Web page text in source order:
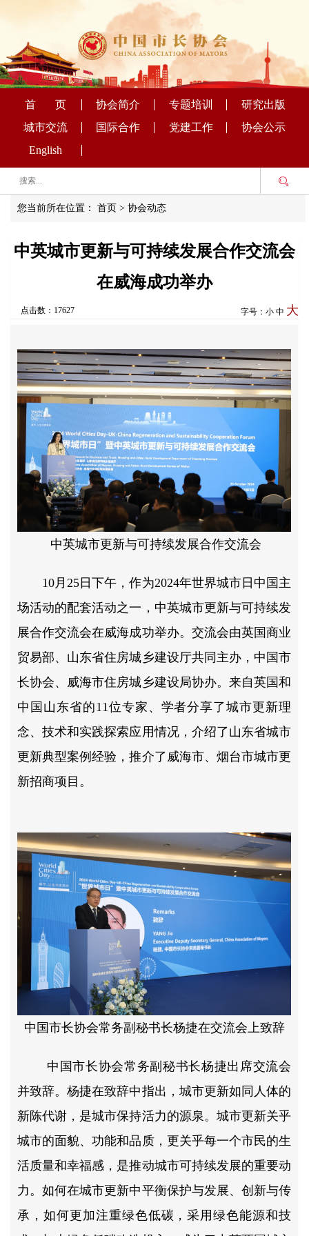
首 页 协会简介 专题培训
研究出版
城市交流
国际合作 党建工作
协会公示
English
您当前所在位置： 首页 > 协会动态
中英城市更新与可持续发展合作交流会
在威海成功举办
点击数：17627 字号： 小 中 大
中英城市更新与可持续发展合作交流会
10月25日下午，作为2024年世界城市日中国主
场活动的配套活动之一，中英城市更新与可持续发
展合作交流会在威海成功举办。交流会由英国商业
贸易部、山东省住房城乡建设厅共同主办，中国市
长协会、威海市住房城乡建设局协办。来自英国和
中国山东省的11位专家、学者分享了城市更新理
念、技术和实践探索应用情况，介绍了山东省城市
更新典型案例经验，推介了威海市、烟台市城市更
新招商项目。
中国市长协会常务副秘书长杨捷在交流会上致辞
中国市长协会常务副秘书长杨捷出席交流会
并致辞。杨捷在致辞中指出，城市更新如同人体的
新陈代谢，是城市保持活力的源泉。城市更新关乎
城市的面貌、功能和品质，更关乎每一个市民的生
活质量和幸福感，是推动城市可持续发展的重要动
力。如何在城市更新中平衡保护与发展、创新与传
承，如何更加注重绿色低碳，采用绿色能源和技